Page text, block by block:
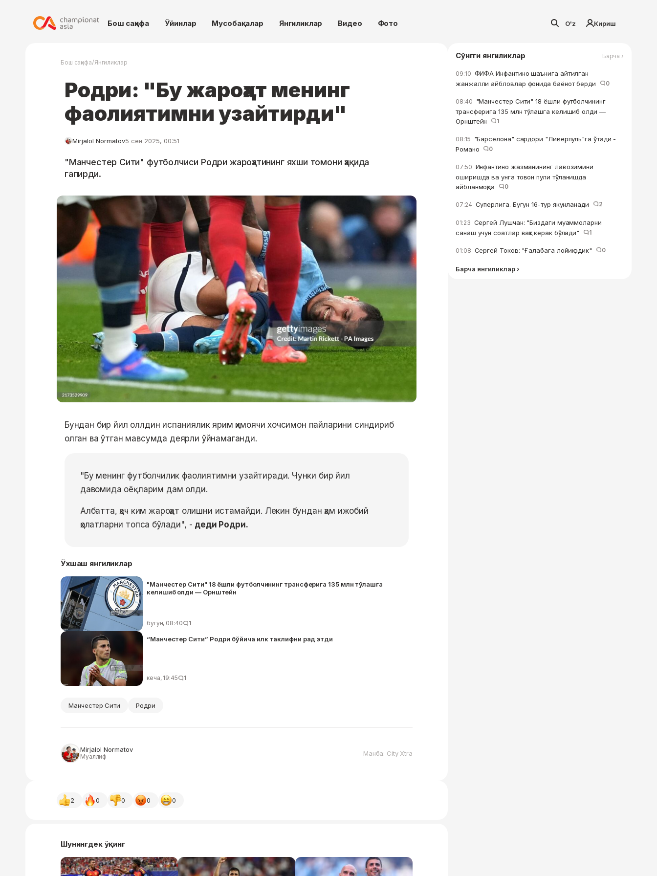
Бош саҳифа Ўйинлар Мусобақалар Янгиликлар Видео Фото O'z Кириш
Бош саҳифа/Янгиликлар
Родри: "Бу жароҳат менинг
фаолиятимни узайтирди"
Mirjalol Normatov5 сен 2025, 00:51
"Манчестер Сити" футболчиси Родри жароҳатининг яхши томони ҳақида
гапирди.
Бундан бир йил оллдин испаниялик ярим ҳимоячи хочсимон пайларини синдириб
олган ва ўтган мавсумда деярли ўйнамаганди.
"Бу менинг футболчилик фаолиятимни узайтиради. Чунки бир йил
давомида оёқларим дам олди.
Албатта, ҳеч ким жароҳат олишни истамайди. Лекин бундан ҳам ижобий
ҳолатларни топса бўлади", - деди Родри.
Ўхшаш янгиликлар
"Манчестер Сити" 18 ёшли футболчининг трансферига 135 млн тўлашга
келишиб олди — Орнштейн
бугун, 08:40 1
“Манчестер Сити” Родри бўйича илк таклифни рад этди
кеча, 19:45 1
Манчестер Сити Родри
Mirjalol Normatov
Муаллиф Манба: City Xtra
2 0 0 0 0
Шунингдек ўқинг
Сўнгги янгиликлар Барча ›
09:10 ФИФА Инфантино шаънига айтилган
жанжалли айбловлар фонида баёнот берди
0
08:40 "Манчестер Сити" 18 ёшли футболчининг
трансферига 135 млн тўлашга келишиб олди —
Орнштейн
1
08:15 "Барселона" сардори "Ливерпуль"га ўтади -
Романо
0
07:50 Инфантино жазманининг лавозимини
оширишда ва унга товон пули тўланишда
айбланмоқда
0
07:24 Суперлига. Бугун 16-тур якунланади 2
01:23 Сергей Лушчан: "Биздаги муаммоларни
санаш учун соатлар вақт керак бўлади"
1
01:08 Сергей Токов: "Ғалабага лойиқ эдик" 0
Барча янгиликлар ›